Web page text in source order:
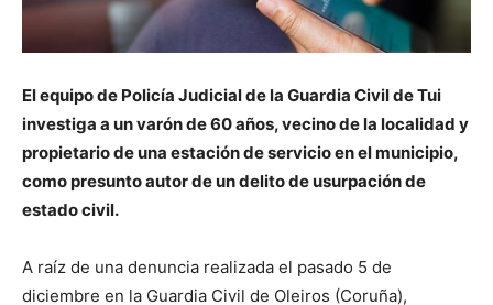
El equipo de Policía Judicial de la Guardia Civil de Tui
investiga a un varón de 60 años, vecino de la localidad y
propietario de una estación de servicio en el municipio,
como presunto autor de un delito de usurpación de
estado civil.
A raíz de una denuncia realizada el pasado 5 de
diciembre en la Guardia Civil de Oleiros (Coruña),